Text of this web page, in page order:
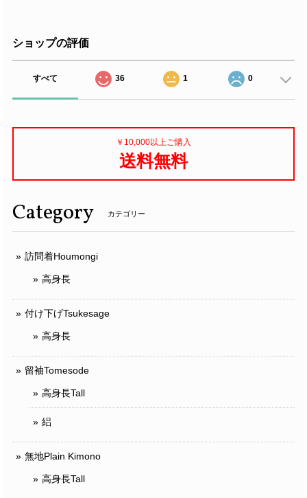
ショップの評価
すべて 36 1 0
￥10,000以上ご購入
送料無料
Category カテゴリー
訪問着Houmongi
高身長
付け下げTsukesage
高身長
留袖Tomesode
高身長Tall
絽
無地Plain Kimono
高身長Tall